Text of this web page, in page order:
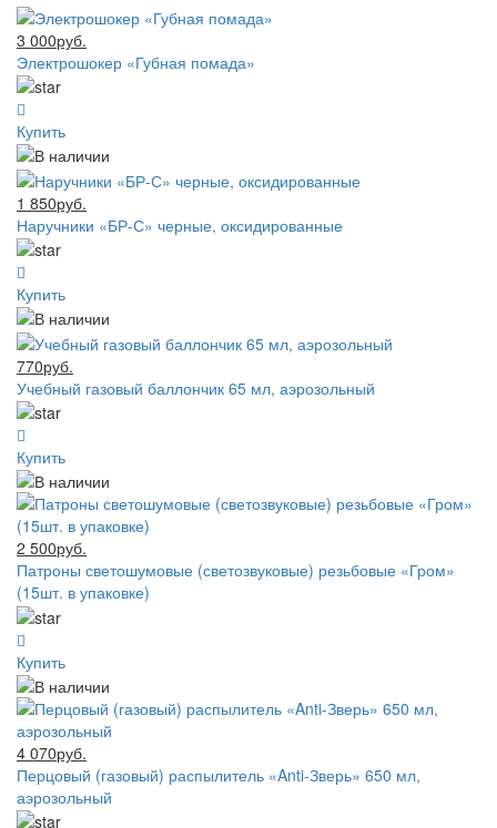
3 000руб.
Электрошокер «Губная помада»
Купить
1 850руб.
Наручники «БР-С» черные, оксидированные
Купить
770руб.
Учебный газовый баллончик 65 мл, аэрозольный
Купить
2 500руб.
Патроны светошумовые (светозвуковые) резьбовые «Гром»
(15шт. в упаковке)
Купить
4 070руб.
Перцовый (газовый) распылитель «Anti-Зверь» 650 мл,
аэрозольный